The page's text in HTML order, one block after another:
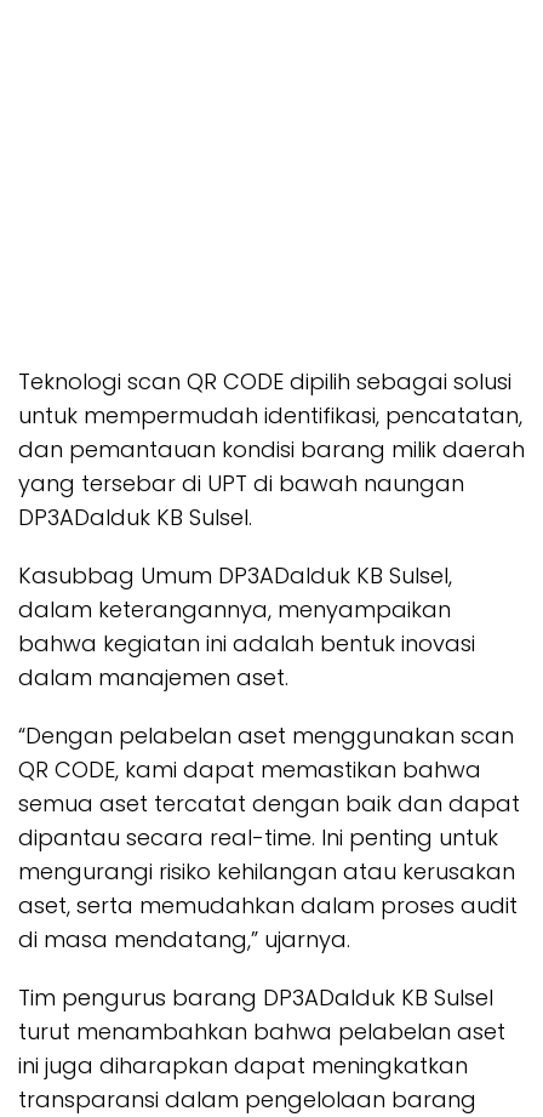
Teknologi scan QR CODE dipilih sebagai solusi
untuk mempermudah identifikasi, pencatatan,
dan pemantauan kondisi barang milik daerah
yang tersebar di UPT di bawah naungan
DP3ADalduk KB Sulsel.
Kasubbag Umum DP3ADalduk KB Sulsel,
dalam keterangannya, menyampaikan
bahwa kegiatan ini adalah bentuk inovasi
dalam manajemen aset.
“Dengan pelabelan aset menggunakan scan
QR CODE, kami dapat memastikan bahwa
semua aset tercatat dengan baik dan dapat
dipantau secara real-time. Ini penting untuk
mengurangi risiko kehilangan atau kerusakan
aset, serta memudahkan dalam proses audit
di masa mendatang,” ujarnya.
Tim pengurus barang DP3ADalduk KB Sulsel
turut menambahkan bahwa pelabelan aset
ini juga diharapkan dapat meningkatkan
transparansi dalam pengelolaan barang